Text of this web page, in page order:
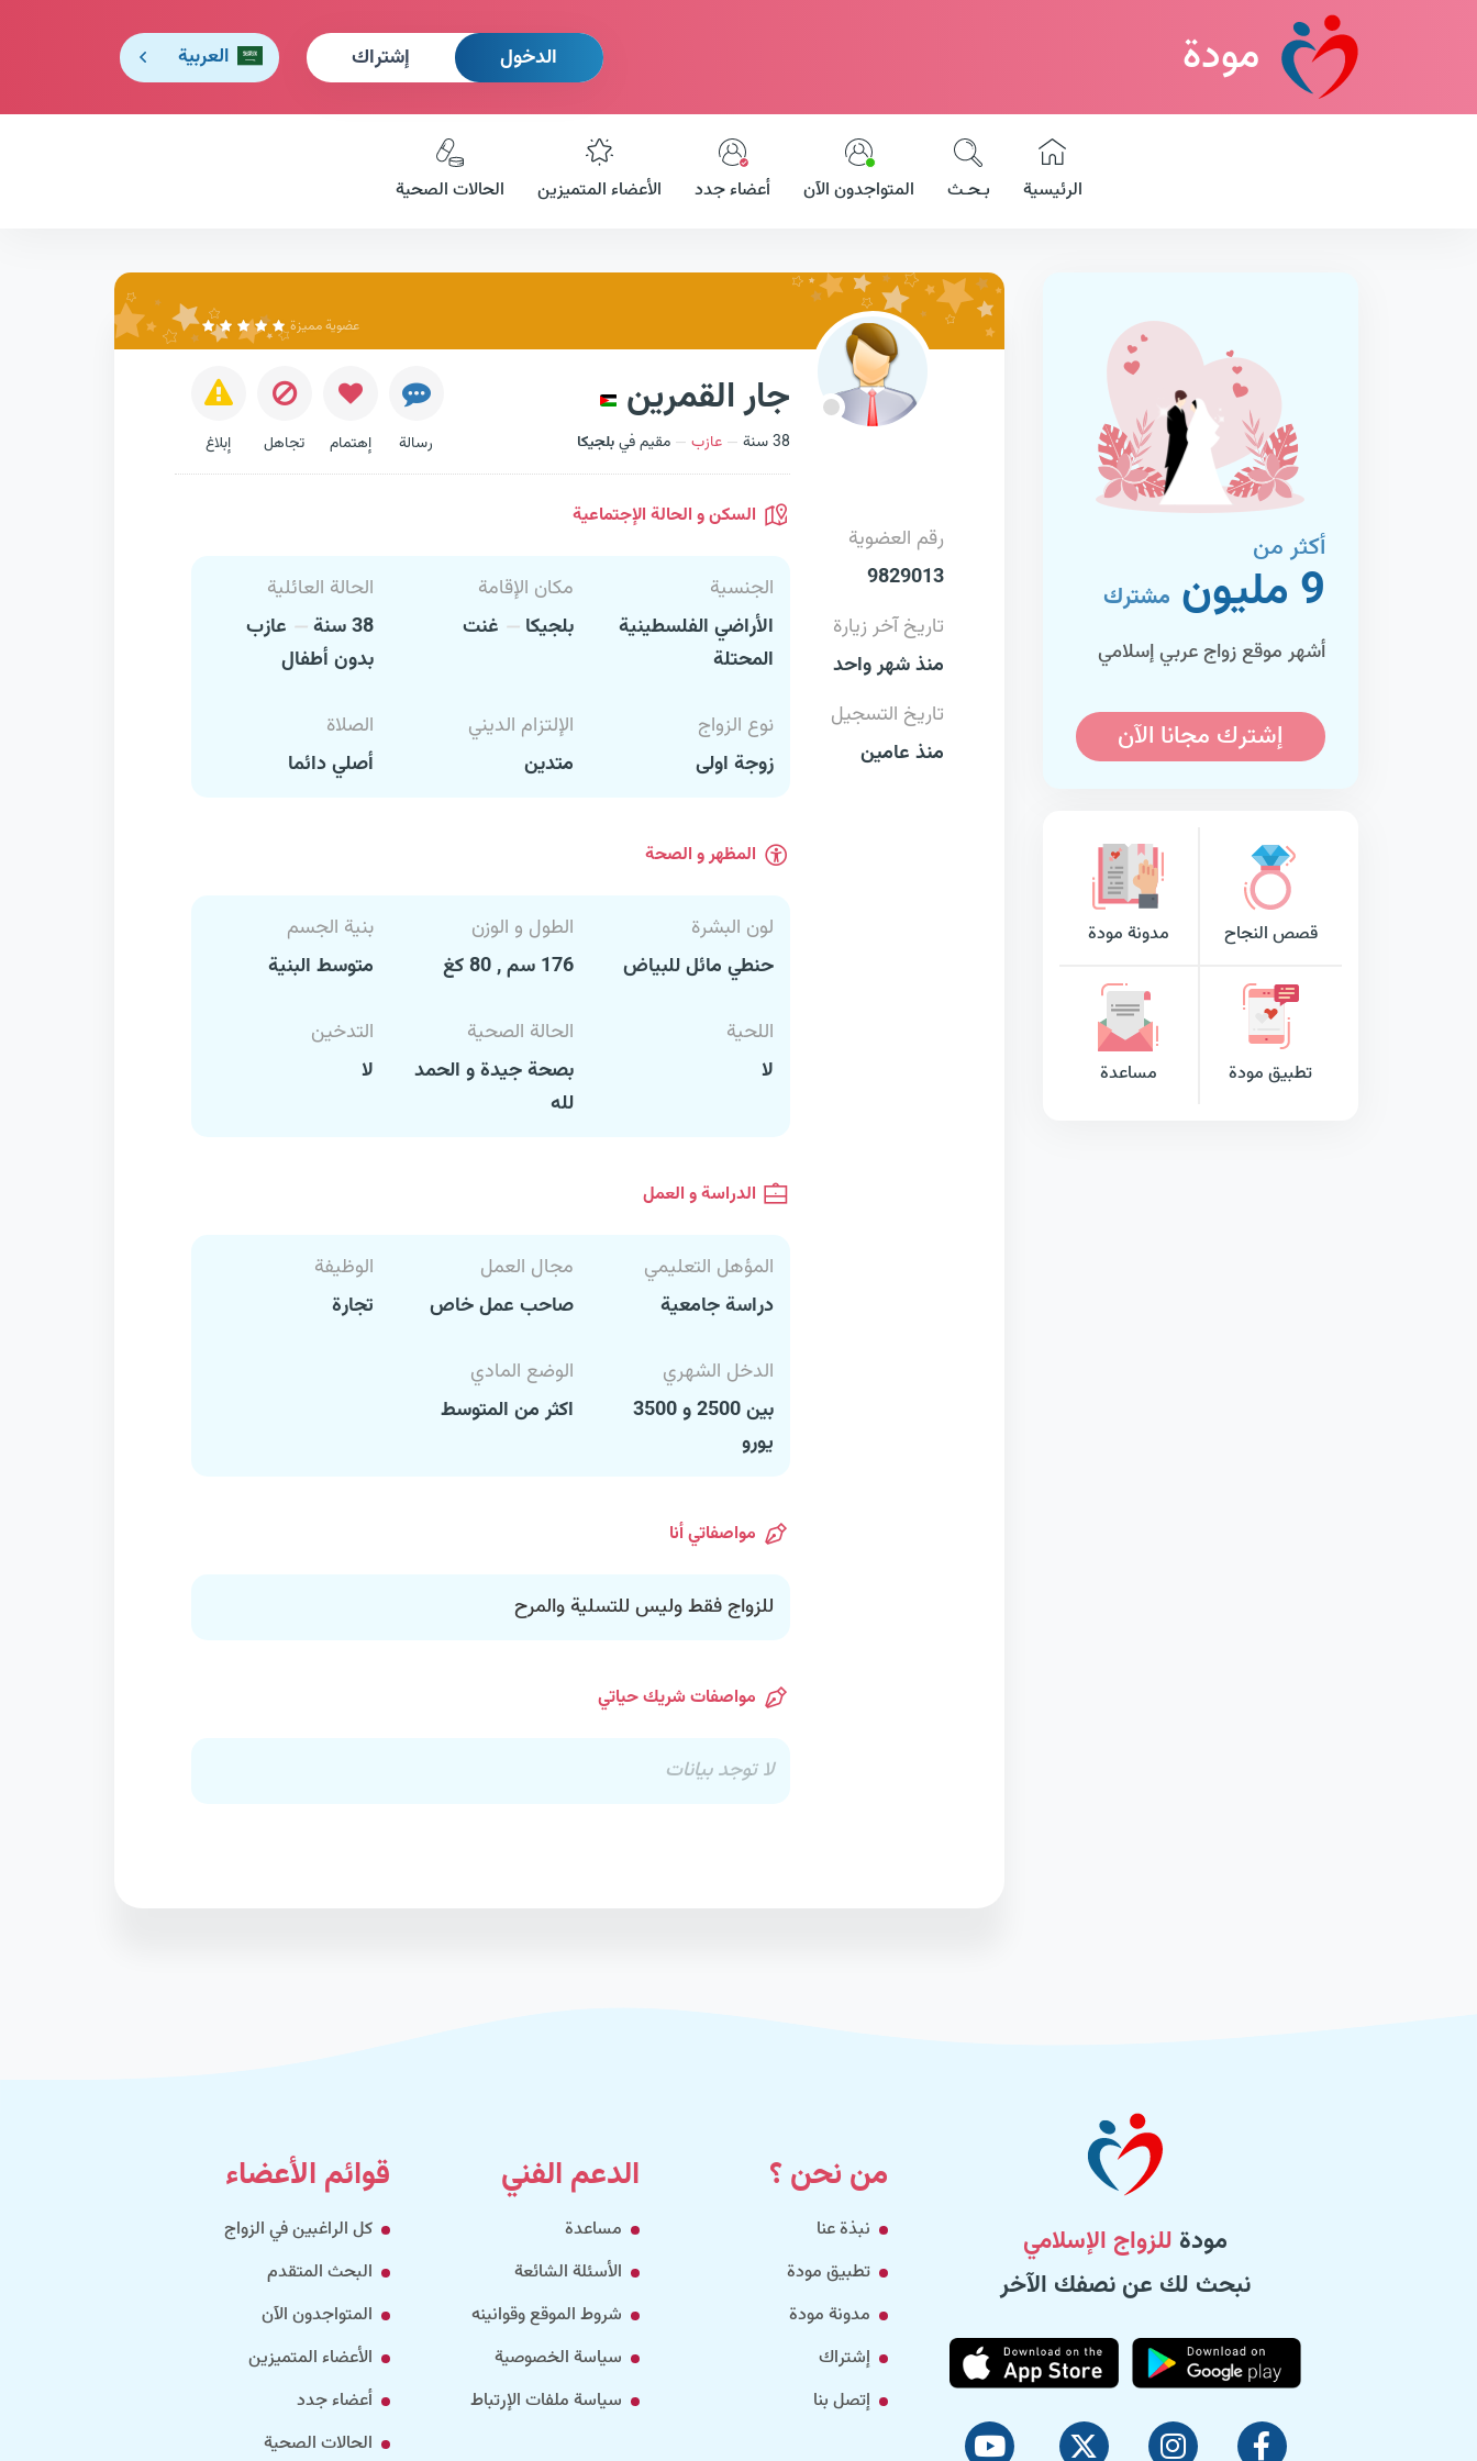
مودة الدخول إشتراك العربية
الرئيسية بـحـث المتواجدون الآن أعضاء جدد الأعضاء المتميزين الحالات الصحية
أكثر من
9 مليون مشترك
أشهر موقع زواج عربي إسلامي
إشترك مجانا الآن
قصص النجاح مدونة مودة
تطبيق مودة مساعدة
عضوية مميزة
جار القمرين
38 سنة عازب مقيم فيبلجيكا رسالة إهتمام تجاهل إبلاغ
رقم العضوية
9829013
تاريخ آخر زيارة
منذ شهر واحد
تاريخ التسجيل
منذ عامين
السكن و الحالة الإجتماعية
الجنسية
الأراضي الفلسطينية
المحتلة
مكان الإقامة
بلجيكا
غنت
الحالة العائلية
38 سنة
عازب
بدون أطفال
نوع الزواج
زوجة اولى
الإلتزام الديني
متدين
الصلاة
أصلي دائما
المظهر و الصحة
لون البشرة
حنطي مائل للبياض
الطول و الوزن
176 سم , 80 كغ
بنية الجسم
متوسط البنية
اللحية
لا
الحالة الصحية
بصحة جيدة و الحمد
لله
التدخين
لا
الدراسة و العمل
المؤهل التعليمي
دراسة جامعية
مجال العمل
صاحب عمل خاص
الوظيفة
تجارة
الدخل الشهري
بين 2500 و 3500
يورو
الوضع المادي
اكثر من المتوسط
مواصفاتي أنا
للزواج فقط وليس للتسلية والمرح
مواصفات شريك حياتي
لا توجد بيانات
مودة للزواج الإسلامي
نبحث لك عن نصفك الآخر
من نحن ؟
نبذة عنا
تطبيق مودة
مدونة مودة
إشتراك
إتصل بنا
الدعم الفني
مساعدة
الأسئلة الشائعة
شروط الموقع وقوانينه
سياسة الخصوصية
سياسة ملفات الإرتباط
قوائم الأعضاء
كل الراغبين في الزواج
البحث المتقدم
المتواجدون الآن
الأعضاء المتميزين
أعضاء جدد
الحالات الصحية